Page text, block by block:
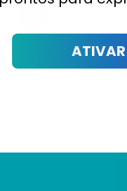
ATIVAR